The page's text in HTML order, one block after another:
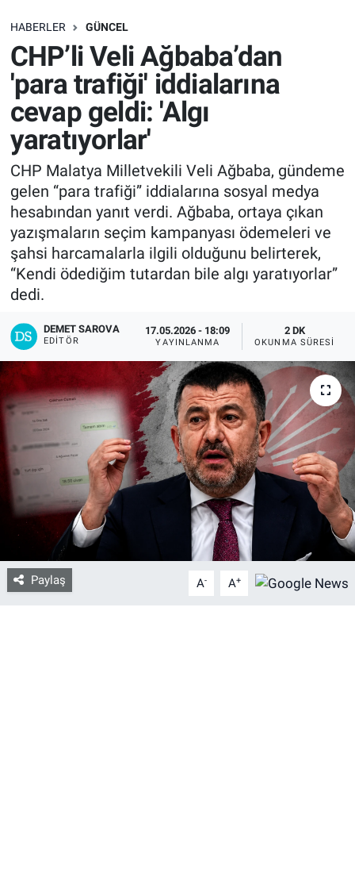
HABERLER GÜNCEL
CHP’li Veli Ağbaba’dan
'para trafiği' iddialarına
cevap geldi: 'Algı
yaratıyorlar'
CHP Malatya Milletvekili Veli Ağbaba, gündeme
gelen “para trafiği” iddialarına sosyal medya
hesabından yanıt verdi. Ağbaba, ortaya çıkan
yazışmaların seçim kampanyası ödemeleri ve
şahsi harcamalarla ilgili olduğunu belirterek,
“Kendi ödediğim tutardan bile algı yaratıyorlar”
dedi.
DEMET SAROVA
EDITÖR
17.05.2026 - 18:09
YAYINLANMA
2 DK
OKUNMA SÜRESI
Paylaş A- A+
SAĞLIK
EKONOMİ
EĞİTİM
ÖZEL HABER
Keşfet
ASTROLOJİ
MANŞET
Bize ulaşın
İletişim/Künye
Yaşam
Gözden Kaçmasın
İletişim (Künye)